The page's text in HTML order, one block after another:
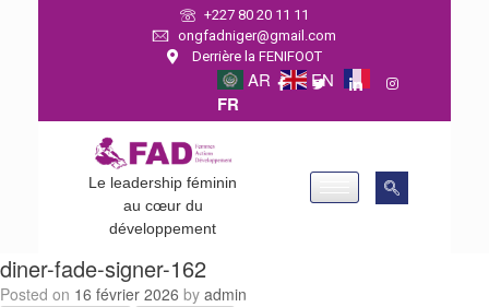
+227 80 20 11 11
ongfadniger@gmail.com
Derrière la FENIFOOT
AR EN
FR
Le leadership féminin
au cœur du
développement
diner-fade-signer-162
Posted on 16 février 2026 by admin